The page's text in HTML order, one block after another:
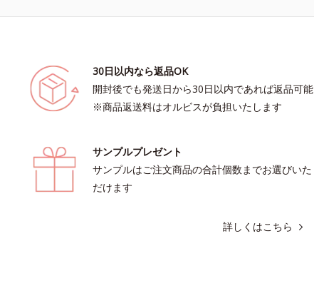
30日以内なら返品OK
開封後でも発送日から30日以内であれば返品可能
※商品返送料はオルビスが負担いたします
サンプルプレゼント
サンプルはご注文商品の合計個数までお選びいた
だけます
詳しくはこちら